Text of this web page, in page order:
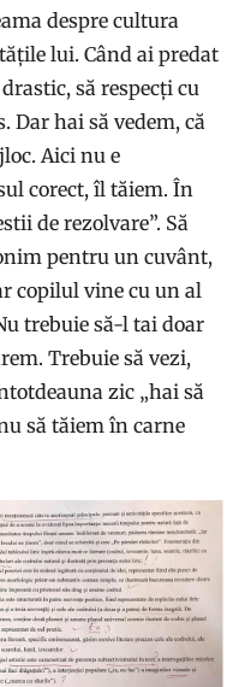
despre cultura
lui. Când ai predat
să respecți cu
Dar hai să vedem, că
Aici nu e
corect, îl tăiem. În
de rezolvare”. Să
pentru un cuvânt,
copilul vine cu un al
trebuie să-l tai doar
Trebuie să vezi,
zic „hai să
să tăiem în carne